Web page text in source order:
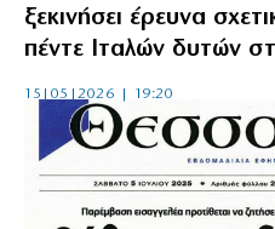
ξεκινήσει έρευνα
πέντε Ιταλών δυτών
15|05|2026 | 19:20